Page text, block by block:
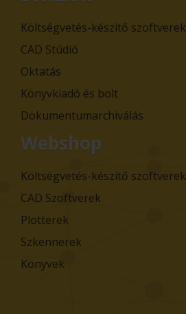
Költségvetés-készítő szoftverek
CAD Stúdió
Oktatás
Könyvkiadó és bolt
Dokumentumarchiválás
Webshop
Költségvetés-készítő szoftverek
CAD Szoftverek
Plotterek
Szkennerek
Könyvek